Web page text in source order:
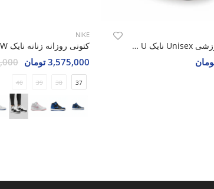
کوله پشتی ورزشی Unisex نایک Nike Nomair U
NIKE
3,575,000 تومان
37
38
39
40